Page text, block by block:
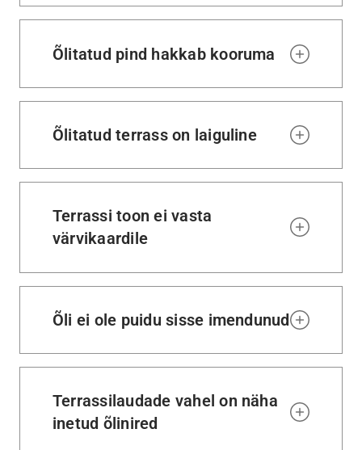
Õlitatud pind hakkab kooruma
Õlitatud terrass on laiguline
Terrassi toon ei vasta
värvikaardile
Õli ei ole puidu sisse imendunud
Terrassilaudade vahel on näha
inetud õlinired